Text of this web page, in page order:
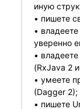
иную
• пишете
•
уверенно
•
(RxJava 2
• умеете
(Dagger 2);
• пишете